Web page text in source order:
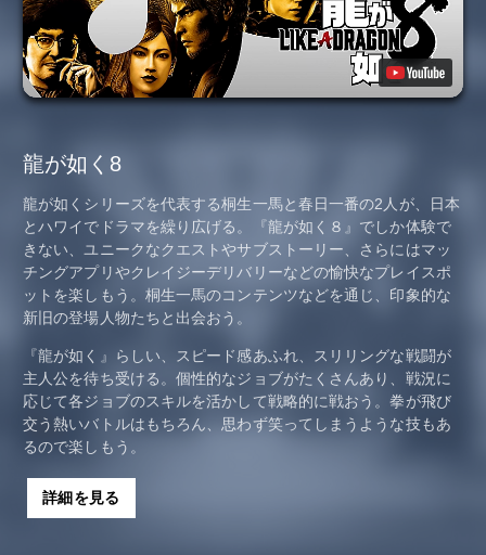
龍が如く8
龍が如くシリーズを代表する桐生一馬と春日一番の2人が、日本
とハワイでドラマを繰り広げる。『龍が如く８』でしか体験で
きない、ユニークなクエストやサブストーリー、さらにはマッ
チングアプリやクレイジーデリバリーなどの愉快なプレイスポ
ットを楽しもう。桐生一馬のコンテンツなどを通じ、印象的な
新旧の登場人物たちと出会おう。
『龍が如く』らしい、スピード感あふれ、スリリングな戦闘が
主人公を待ち受ける。個性的なジョブがたくさんあり、戦況に
応じて各ジョブのスキルを活かして戦略的に戦おう。拳が飛び
交う熱いバトルはもちろん、思わず笑ってしまうような技もあ
るので楽しもう。
詳細を見る